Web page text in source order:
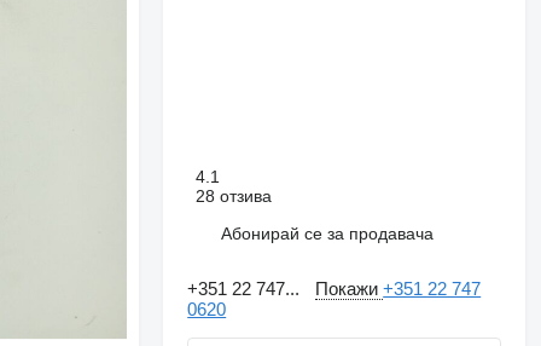
4.1
28 отзива
Абонирай се за продавача
+351 22 747... Покажи+351 22 747
0620